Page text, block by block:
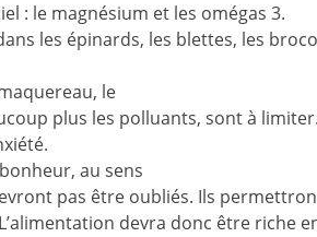
: le magnésium et les omégas 3.
les épinards, les blettes, les
le
plus les polluants, sont à
au sens
pas être oubliés. Ils
devra donc être riche